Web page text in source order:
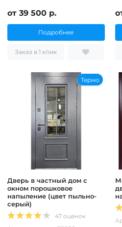
от 39 500 р.
Подробнее
Заказ в 1 клик
Термо
Дверь в частный дом с
окном порошковое
напыление (цвет пыльно-
серый)
47 оценок